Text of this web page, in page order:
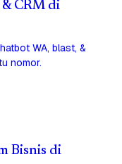
& CRM di
WA, blast, &
nomor.
Bisnis di